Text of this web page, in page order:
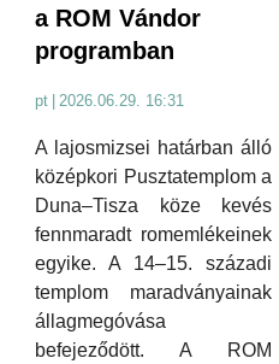
a ROM Vándor
programban
pt | 2026.06.29. 16:31
A lajosmizsei határban álló
középkori Pusztatemplom a
Duna–Tisza köze kevés
fennmaradt romemlékeinek
egyike. A 14–15. századi
templom maradványainak
állagmegóvása
befejeződött. A ROM